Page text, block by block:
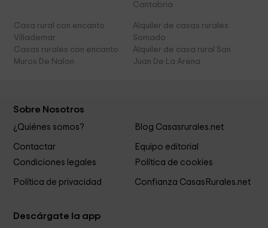
Cantabria
Casa rural con encanto
Villademar
Alquiler de casas rurales
Somado
Casas rurales con encanto
Muros De Nalon
Alquiler de casa rural San
Juan De La Arena
Sobre Nosotros
¿Quiénes somos? Blog Casasrurales.net
Contactar
Equipo editorial
Condiciones legales
Política de cookies
Política de privacidad Confianza CasasRurales.net
Descárgate la app